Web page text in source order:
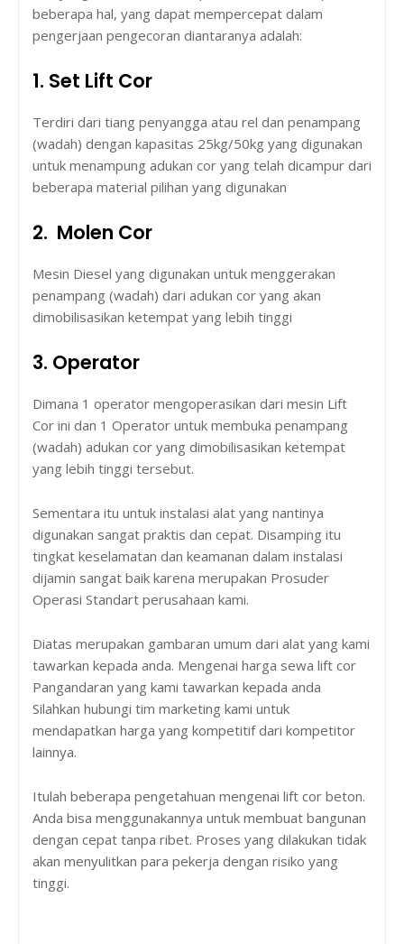
beberapa hal, yang dapat mempercepat dalam
pengerjaan pengecoran diantaranya adalah:
1. Set Lift Cor
Terdiri dari tiang penyangga atau rel dan penampang
(wadah) dengan kapasitas 25kg/50kg yang digunakan
untuk menampung adukan cor yang telah dicampur dari
beberapa material pilihan yang digunakan
2. Molen Cor
Mesin Diesel yang digunakan untuk menggerakan
penampang (wadah) dari adukan cor yang akan
dimobilisasikan ketempat yang lebih tinggi
3. Operator
Dimana 1 operator mengoperasikan dari mesin Lift
Cor ini dan 1 Operator untuk membuka penampang
(wadah) adukan cor yang dimobilisasikan ketempat
yang lebih tinggi tersebut.
Sementara itu untuk instalasi alat yang nantinya
digunakan sangat praktis dan cepat. Disamping itu
tingkat keselamatan dan keamanan dalam instalasi
dijamin sangat baik karena merupakan Prosuder
Operasi Standart perusahaan kami.
Diatas merupakan gambaran umum dari alat yang kami
tawarkan kepada anda. Mengenai harga sewa lift cor
Pangandaran yang kami tawarkan kepada anda
Silahkan hubungi tim marketing kami untuk
mendapatkan harga yang kompetitif dari kompetitor
lainnya.
Itulah beberapa pengetahuan mengenai lift cor beton.
Anda bisa menggunakannya untuk membuat bangunan
dengan cepat tanpa ribet. Proses yang dilakukan tidak
akan menyulitkan para pekerja dengan risiko yang
tinggi.